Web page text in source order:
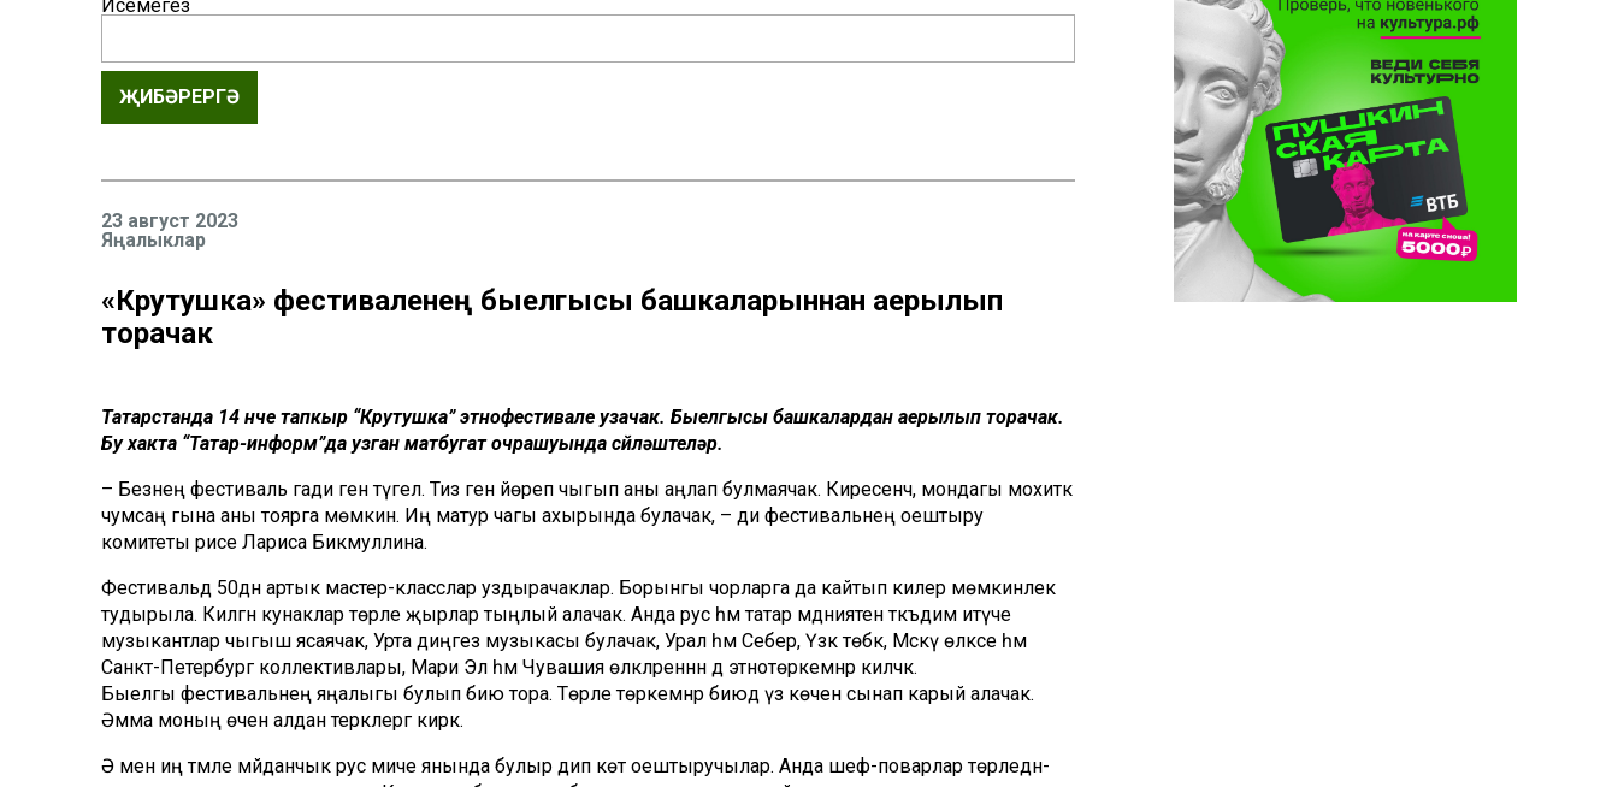
Исемегез
ҖИБӘРЕРГӘ
23 август 2023
Яңалыклар
«Крутушка» фестиваленең быелгысы башкаларыннан аерылып
торачак
Татарстанда 14 нче тапкыр “Крутушка” этнофестивале узачак. Быелгысы башкалардан аерылып торачак.
Бу хакта “Татар-информ”да узган матбугат очрашуында сөйләштеләр.
– Безнең фестиваль гади генә түгел. Тиз генә йөреп чыгып аны аңлап булмаячак. Киресенчә, мондагы мохиткә
чумсаң гына аны тоярга мөмкин. Иң матур чагы ахырында булачак, – ди фестивальнең оештыру
комитеты рәисе Лариса Бикмуллина.
Фестивальдә 50дән артык мастер-класслар уздырачаклар. Борынгы чорларга да кайтып килер мөмкинлек
тудырыла. Килгән кунаклар төрле җырлар тыңлый алачак. Анда рус һәм татар мәдәниятен тәкъдим итүче
музыкантлар чыгыш ясаячак, Урта диңгез музыкасы булачак, Урал һәм Себер, Үзәк төбәк, Мәскәү өлкәсе һәм
Санкт-Петербург коллективлары, Мари Эл һәм Чувашия өлкәләреннән дә этнотөркемнәр киләчәк.
Быелгы фестивальнең яңалыгы булып бию тора. Төрле төркемнәр биюдә үз көчен сынап карый алачак.
Әмма моның өчен алдан теркәлергә кирәк.
Ә менә иң тәмле мәйданчык рус миче янында булыр дип көтә оештыручылар. Анда шеф-поварлар төрледән-